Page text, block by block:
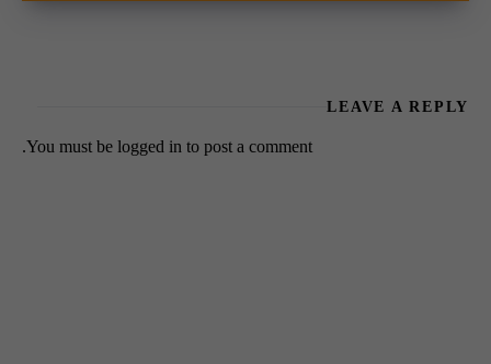
LEAVE A REPLY
You must be logged in to post a comment.